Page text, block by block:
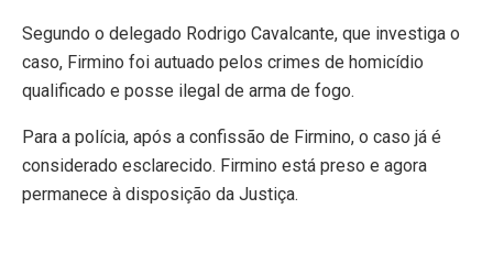
Segundo o delegado Rodrigo Cavalcante, que investiga o
caso, Firmino foi autuado pelos crimes de homicídio
qualificado e posse ilegal de arma de fogo.
Para a polícia, após a confissão de Firmino, o caso já é
considerado esclarecido. Firmino está preso e agora
permanece à disposição da Justiça.